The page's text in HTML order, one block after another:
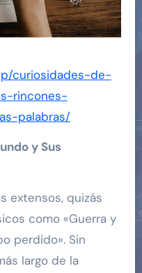
curiosidades-de-
rincones-
palabras/
y Sus
extensos, quizás
como «Guerra y
perdido». Sin
largo de la